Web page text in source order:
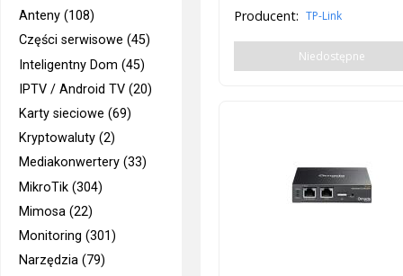
Anteny (108)
Części serwisowe (45)
Inteligentny Dom (45)
IPTV / Android TV (20)
Karty sieciowe (69)
Kryptowaluty (2)
Mediakonwertery (33)
MikroTik (304)
Mimosa (22)
Monitoring (301)
Narzędzia (79)
Producent: TP-Link
Niedostępne